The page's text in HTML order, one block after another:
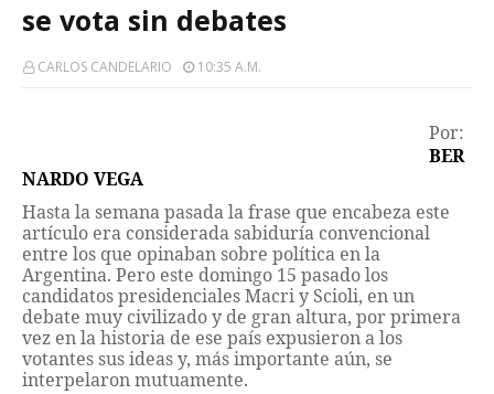
se vota sin debates
CARLOS CANDELARIO 10:35 A.m.
Por:
BER
NARDO VEGA
Hasta la semana pasada la frase que encabeza este
artículo era considerada sabiduría convencional
entre los que opinaban sobre política en la
Argentina. Pero este domingo 15 pasado los
candidatos presidenciales Macri y Scioli, en un
debate muy civilizado y de gran altura, por primera
vez en la historia de ese país expusieron a los
votantes sus ideas y, más importante aún, se
interpelaron mutuamente.